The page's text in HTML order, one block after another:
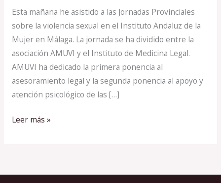
Esta mañana he asistido a las Jornadas Provinciales
sobre la violencia sexual en el Instituto Andaluz de la
Mujer en Málaga. La jornada se ha dividido entre la
asociación AMUVI y el Instituto de Medicina Legal.
AMUVI ha dedicado la primera ponencia al
asesoramiento legal y la segunda ponencia al apoyo y
atención psicológico de las […]
LA
VIOLENCIA
SEXUAL
09-
Leer más »